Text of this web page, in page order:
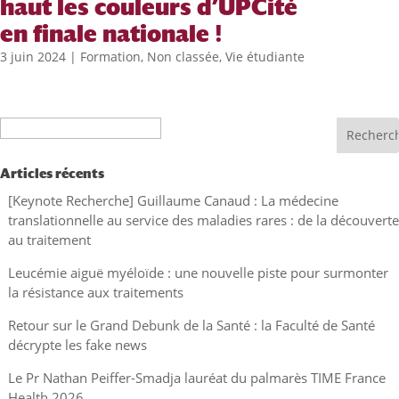
haut les couleurs d’UPCité
en finale nationale !
3 juin 2024 | Formation, Non classée, Vie étudiante
Articles récents
[Keynote Recherche] Guillaume Canaud : La médecine
translationnelle au service des maladies rares : de la découverte
au traitement
Leucémie aiguë myéloïde : une nouvelle piste pour surmonter
la résistance aux traitements
Retour sur le Grand Debunk de la Santé : la Faculté de Santé
décrypte les fake news
Le Pr Nathan Peiffer-Smadja lauréat du palmarès TIME France